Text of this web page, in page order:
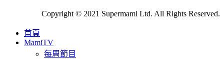
Copyright © 2021 Supermami Ltd. All Rights Reserved.
首頁
MamiTV
每周節目